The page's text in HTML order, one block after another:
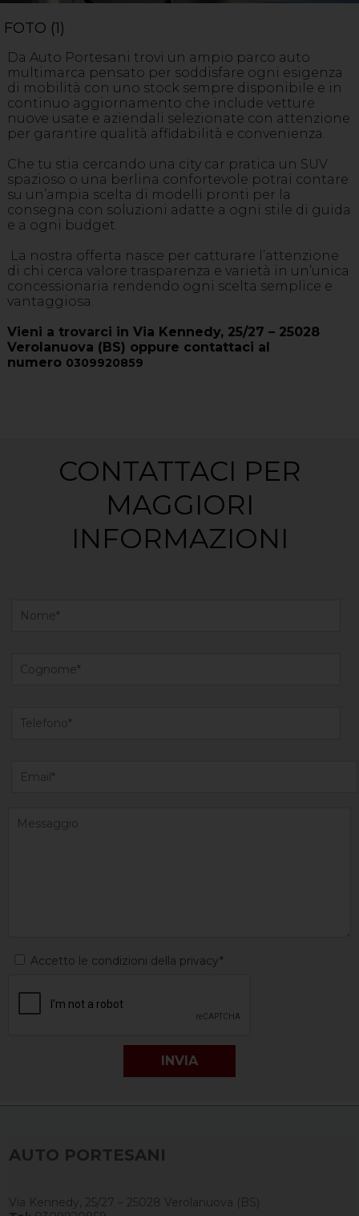
FOTO (1)
Da Auto Portesani trovi un ampio parco auto
multimarca pensato per soddisfare ogni esigenza
di mobilità con uno stock sempre disponibile e in
continuo aggiornamento che include vetture
nuove usate e aziendali selezionate con attenzione
per garantire qualità affidabilità e convenienza.
Che tu stia cercando una city car pratica un SUV
spazioso o una berlina confortevole potrai contare
su un’ampia scelta di modelli pronti per la
consegna con soluzioni adatte a ogni stile di guida
e a ogni budget.
La nostra offerta nasce per catturare l’attenzione
di chi cerca valore trasparenza e varietà in un’unica
concessionaria rendendo ogni scelta semplice e
vantaggiosa.
Vieni a trovarci in Via Kennedy, 25/27 – 25028
Verolanuova (BS) oppure contattaci al
numero 0309920859
CONTATTACI PER
MAGGIORI
INFORMAZIONI
Accetto le condizioni della privacy*
AUTO PORTESANI
Via Kennedy, 25/27 – 25028 Verolanuova (BS)